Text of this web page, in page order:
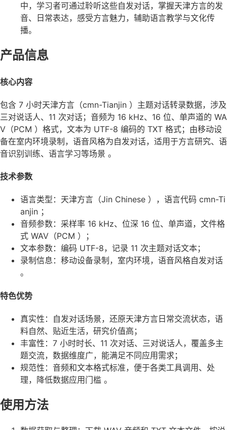
中，学习者可通过聆听这些自发对话，掌握天津方言的发
音、日常表达，感受方言魅力，辅助语言教学与文化传
播。
产品信息
核心内容
包含 7 小时天津方言（cmn-Tianjin ）主题对话转录数据，涉及
三对说话人、11 次对话；音频为 16 kHz、16 位、单声道的 WA
V（PCM ）格式，文本为 UTF-8 编码的 TXT 格式；由移动设
备在室内环境录制，语音风格为自发对话，适用于方言研究、语
音识别训练、语言学习等场景 。
技术参数
语言类型：天津方言（Jin Chinese ），语言代码 cmn-Ti
anjin ；
音频参数：采样率 16 kHz、位深 16 位、单声道，文件格
式 WAV（PCM ）；
文本参数：编码 UTF-8，记录 11 次主题对话文本；
录制信息：移动设备录制，室内环境，语音风格自发对话
。
特色优势
真实性：自发对话场景，还原天津方言日常交流状态，语
料自然、贴近生活，研究价值高；
丰富性：7 小时时长、11 次对话、三对说话人，覆盖多主
题交流，数据维度广，能满足不同应用需求；
规范性：音频和文本格式标准，便于各类工具调用、处
理，降低数据应用门槛 。
使用方法